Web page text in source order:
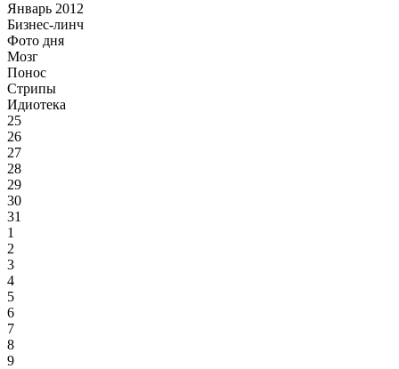
Январь 2012
Бизнес-линч
Фото дня
Мозг
Понос
Стрипы
Идиотека
25
26
27
28
29
30
31
1
2
3
4
5
6
7
8
9